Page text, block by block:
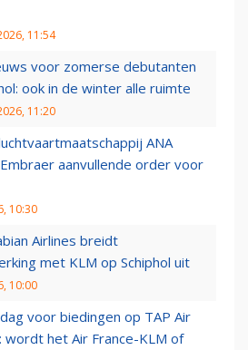
11:54
voor zomerse debutanten
ook in de winter alle ruimte
11:20
ANA
aanvullende order voor
10:30
Airlines breidt
met KLM op Schiphol uit
10:00
voor biedingen op TAP Air
wordt het Air France-KLM of